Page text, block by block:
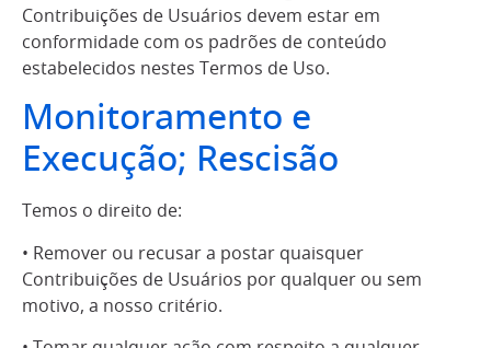
Contribuições de Usuários devem estar em
conformidade com os padrões de conteúdo
estabelecidos nestes Termos de Uso.
Monitoramento e
Execução; Rescisão
Temos o direito de:
• Remover ou recusar a postar quaisquer
Contribuições de Usuários por qualquer ou sem
motivo, a nosso critério.